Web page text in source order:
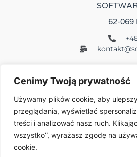
Cenimy Twoją prywatność
Używamy plików cookie, aby
przeglądania, wyświetlać
treści i analizować nasz ruch.
wszystko”, wyrażasz zgodę na
cookie.
62-069
Więcej: